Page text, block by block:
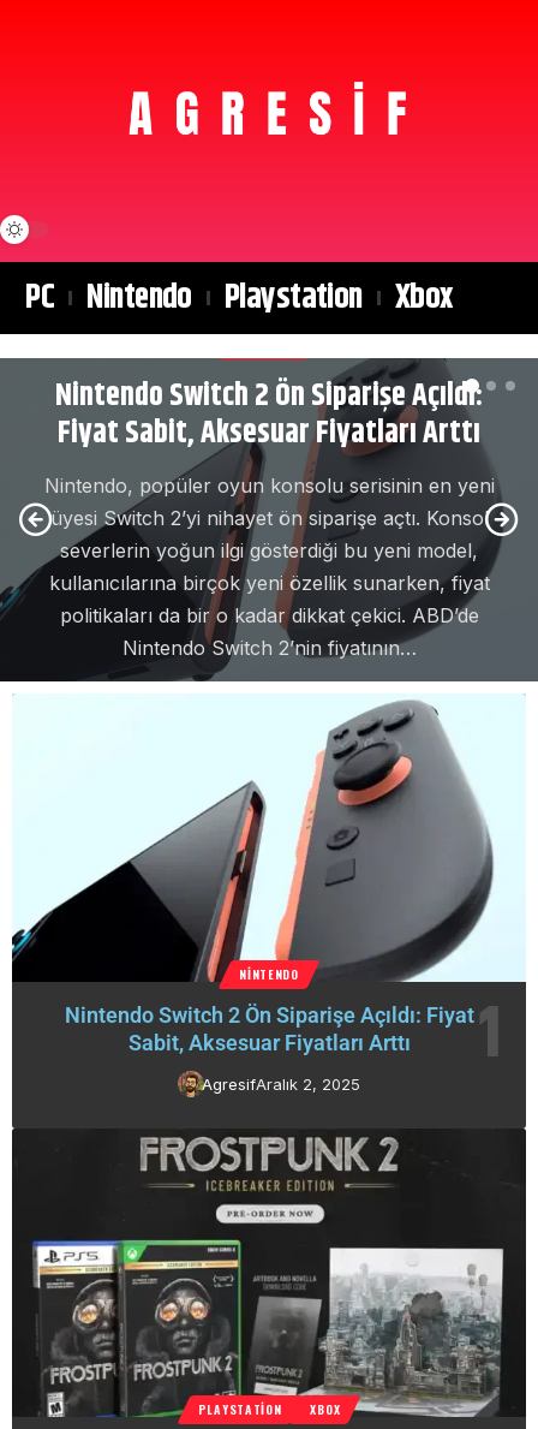
PC Nintendo Playstation Xbox
Nintendo Switch 2 Ön Siparişe Açıldı:
Fiyat Sabit, Aksesuar Fiyatları Arttı
Nintendo, popüler oyun konsolu serisinin en yeni
üyesi Switch 2’yi nihayet ön siparişe açtı. Konsol
severlerin yoğun ilgi gösterdiği bu yeni model,
kullanıcılarına birçok yeni özellik sunarken, fiyat
politikaları da bir o kadar dikkat çekici. ABD’de
Nintendo Switch 2’nin fiyatının…
AgresifAralık 2, 20252 Min Read
NINTENDO
Nintendo Switch 2 Ön Siparişe Açıldı: Fiyat
Sabit, Aksesuar Fiyatları Arttı
AgresifAralık 2, 2025
PLAYSTATION XBOX